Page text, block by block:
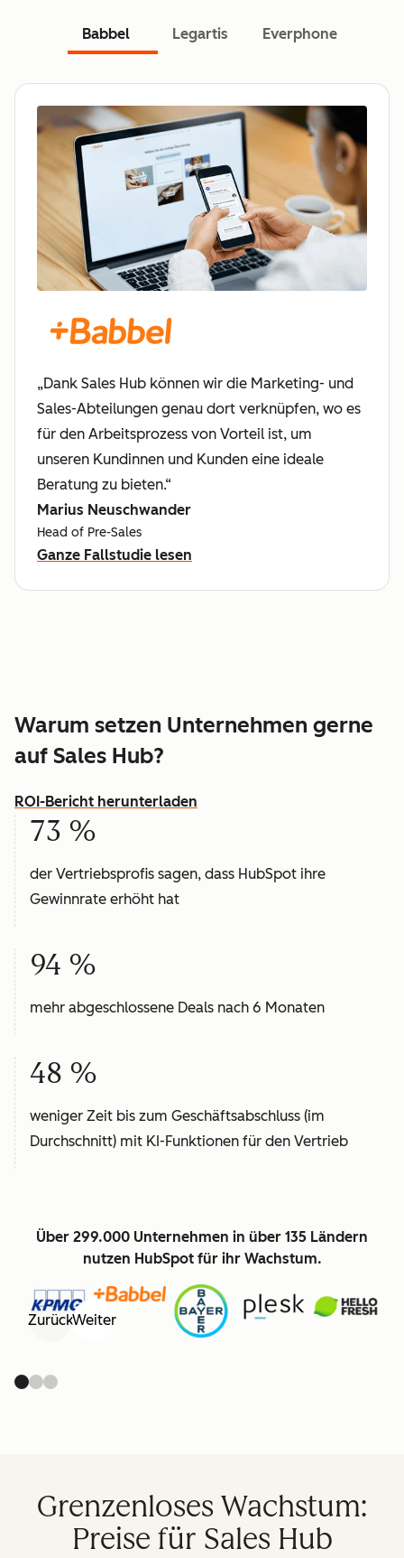
Babbel Legartis Everphone
„Dank Sales Hub können wir die Marketing- und
Sales-Abteilungen genau dort verknüpfen, wo es
für den Arbeitsprozess von Vorteil ist, um
unseren Kundinnen und Kunden eine ideale
Beratung zu bieten.“
Marius Neuschwander
Head of Pre-Sales
Ganze Fallstudie lesen
Warum setzen Unternehmen gerne
auf Sales Hub?
ROI-Bericht herunterladen
73 %
der Vertriebsprofis sagen, dass HubSpot ihre
Gewinnrate erhöht hat
94 %
mehr abgeschlossene Deals nach 6 Monaten
48 %
weniger Zeit bis zum Geschäftsabschluss (im
Durchschnitt) mit KI-Funktionen für den Vertrieb
Über 299.000 Unternehmen in über 135 Ländern
nutzen HubSpot für ihr Wachstum.
ZurückWeiter
Grenzenloses Wachstum:
Preise für Sales Hub